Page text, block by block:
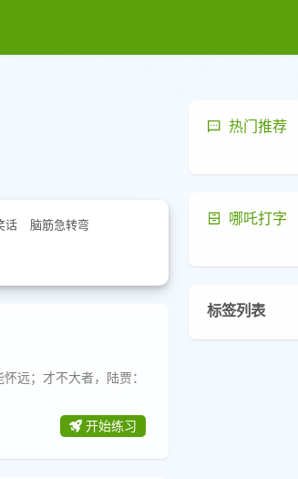
话 脑筋急转弯
远；才不大者，陆贾：
开始练习
热门推荐
哪吒打字
标签列表